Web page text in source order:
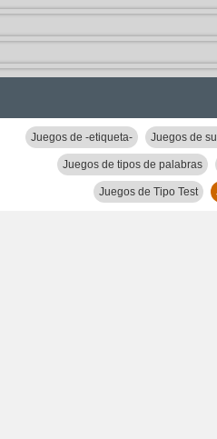
Juegos de -etiqueta- Juegos de
Juegos de tipos de palabras
Juegos de Tipo Test